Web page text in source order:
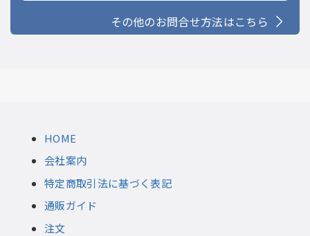
その他のお問合せ方法はこちら
HOME
会社案内
特定商取引法に基づく表記
通販ガイド
注文